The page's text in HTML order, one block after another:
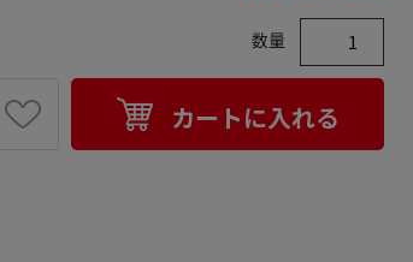
数量
カートに入れる